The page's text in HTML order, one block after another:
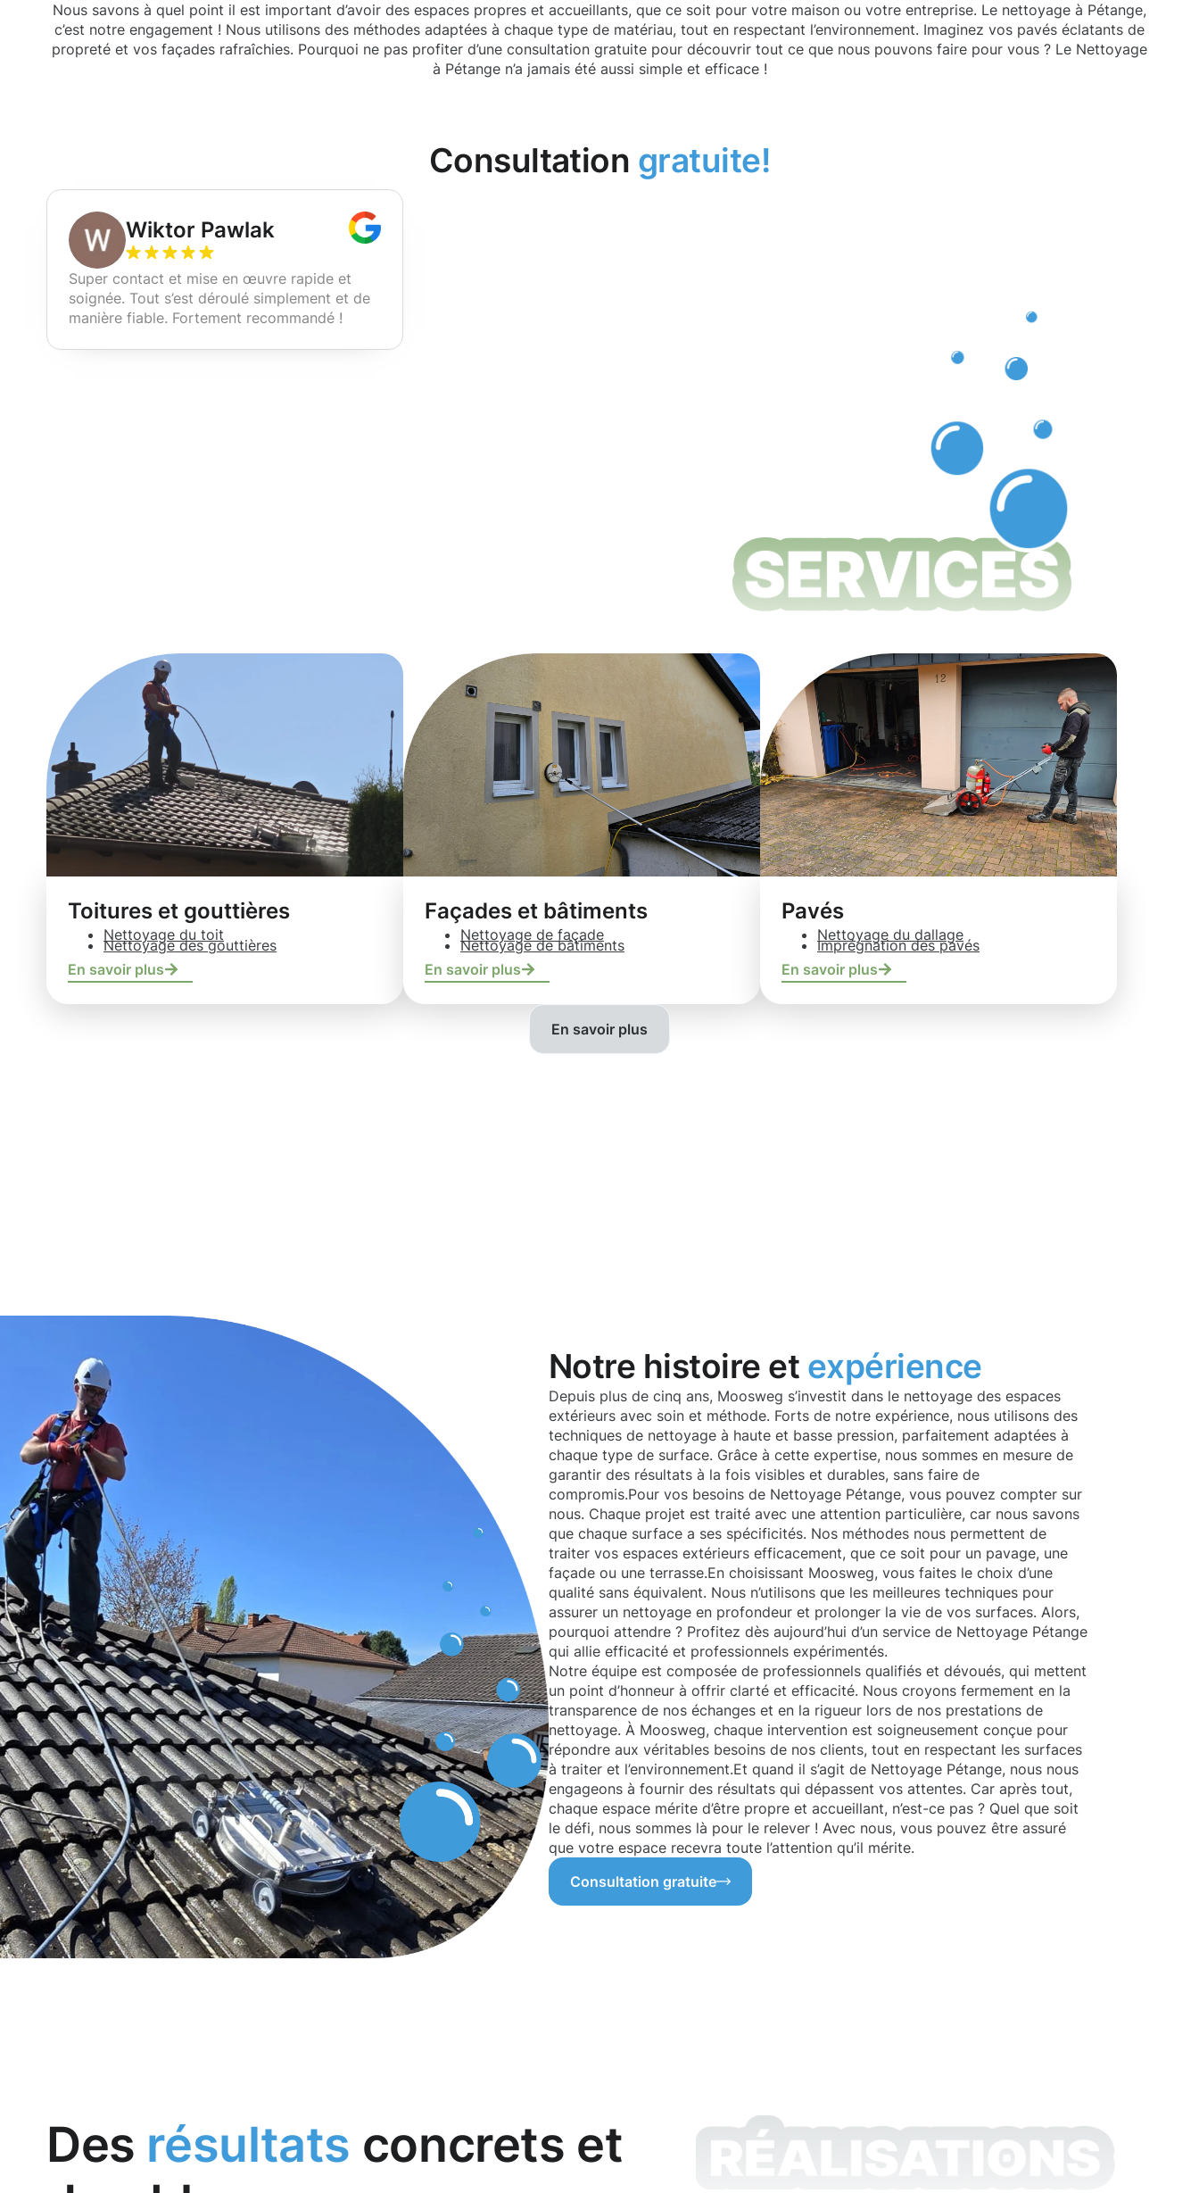
Nous savons à quel point il est important d’avoir des espaces propres et accueillants, que ce soit pour votre maison ou votre entreprise. Le nettoyage à Pétange,
c’est notre engagement ! Nous utilisons des méthodes adaptées à chaque type de matériau, tout en respectant l’environnement. Imaginez vos pavés éclatants de
propreté et vos façades rafraîchies. Pourquoi ne pas profiter d’une consultation gratuite pour découvrir tout ce que nous pouvons faire pour vous ? Le Nettoyage
à Pétange n’a jamais été aussi simple et efficace !
Consultation gratuite!
Wiktor Pawlak
Super contact et mise en œuvre rapide et
soignée. Tout s’est déroulé simplement et de
manière fiable. Fortement recommandé !
Toitures et gouttières
Nettoyage du toit
Nettoyage des gouttières
En savoir plus
Façades et bâtiments
Nettoyage de façade
Nettoyage de bâtiments
En savoir plus
Pavés
Nettoyage du dallage
Imprégnation des pavés
En savoir plus
En savoir plus
Notre histoire et expérience
Depuis plus de cinq ans, Moosweg s’investit dans le nettoyage des espaces
extérieurs avec soin et méthode. Forts de notre expérience, nous utilisons des
techniques de nettoyage à haute et basse pression, parfaitement adaptées à
chaque type de surface. Grâce à cette expertise, nous sommes en mesure de
garantir des résultats à la fois visibles et durables, sans faire de
compromis.Pour vos besoins de Nettoyage Pétange, vous pouvez compter sur
nous. Chaque projet est traité avec une attention particulière, car nous savons
que chaque surface a ses spécificités. Nos méthodes nous permettent de
traiter vos espaces extérieurs efficacement, que ce soit pour un pavage, une
façade ou une terrasse.En choisissant Moosweg, vous faites le choix d’une
qualité sans équivalent. Nous n’utilisons que les meilleures techniques pour
assurer un nettoyage en profondeur et prolonger la vie de vos surfaces. Alors,
pourquoi attendre ? Profitez dès aujourd’hui d’un service de Nettoyage Pétange
qui allie efficacité et professionnels expérimentés.
Notre équipe est composée de professionnels qualifiés et dévoués, qui mettent
un point d’honneur à offrir clarté et efficacité. Nous croyons fermement en la
transparence de nos échanges et en la rigueur lors de nos prestations de
nettoyage. À Moosweg, chaque intervention est soigneusement conçue pour
répondre aux véritables besoins de nos clients, tout en respectant les surfaces
à traiter et l’environnement.Et quand il s’agit de Nettoyage Pétange, nous nous
engageons à fournir des résultats qui dépassent vos attentes. Car après tout,
chaque espace mérite d’être propre et accueillant, n’est-ce pas ? Quel que soit
le défi, nous sommes là pour le relever ! Avec nous, vous pouvez être assuré
que votre espace recevra toute l’attention qu’il mérite.
Consultation gratuite
Des résultats concrets et